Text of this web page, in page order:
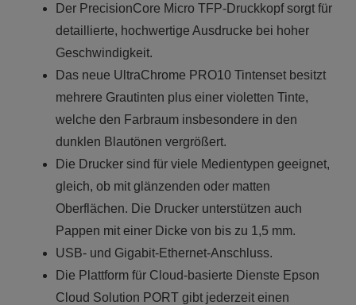
Der PrecisionCore Micro TFP-Druckkopf sorgt für
detaillierte, hochwertige Ausdrucke bei hoher
Geschwindigkeit.
Das neue UltraChrome PRO10 Tintenset besitzt
mehrere Grautinten plus einer violetten Tinte,
welche den Farbraum insbesondere in den
dunklen Blautönen vergrößert.
Die Drucker sind für viele Medientypen geeignet,
gleich, ob mit glänzenden oder matten
Oberflächen. Die Drucker unterstützen auch
Pappen mit einer Dicke von bis zu 1,5 mm.
USB- und Gigabit-Ethernet-Anschluss.
Die Plattform für Cloud-basierte Dienste Epson
Cloud Solution PORT gibt jederzeit einen